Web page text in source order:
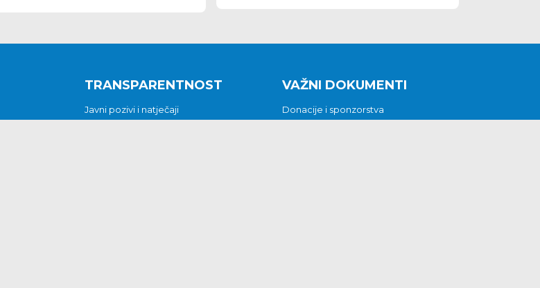
TRANSPARENTNOST
Javni pozivi i natječaji
VAŽNI DOKUMENTI
Donacije i sponzorstva